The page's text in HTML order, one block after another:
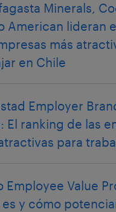
Minerals,
American lideran
más
en Chile
Employer
El ranking de las
para
Employee Value
es y cómo